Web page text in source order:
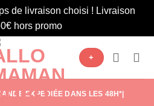
de livraison choisi ! Livraison
hors promo
+
EXPÉDIÉE DANS LES 48H*|